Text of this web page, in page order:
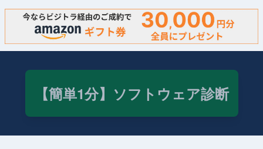
【簡単1分】ソフトウェア診断